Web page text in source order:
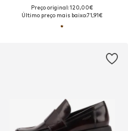
Preço original: 120,00€
Último preço mais baixo:71,91€